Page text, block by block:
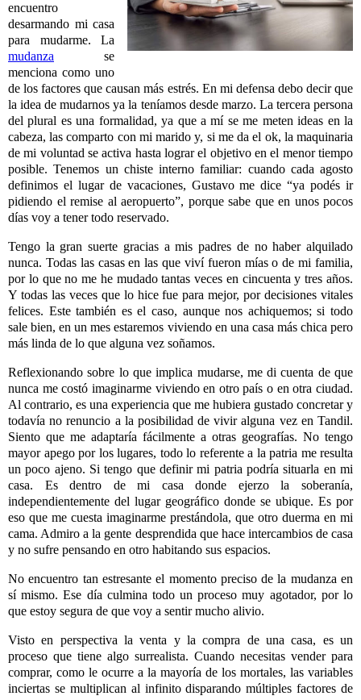
encuentro
desarmando mi casa
para mudarme. La
mudanza se
menciona como uno
de los factores que causan más estrés. En mi defensa debo decir que
la idea de mudarnos ya la teníamos desde marzo. La tercera persona
del plural es una formalidad, ya que a mí se me meten ideas en la
cabeza, las comparto con mi marido y, si me da el ok, la maquinaria
de mi voluntad se activa hasta lograr el objetivo en el menor tiempo
posible. Tenemos un chiste interno familiar: cuando cada agosto
definimos el lugar de vacaciones, Gustavo me dice “ya podés ir
pidiendo el remise al aeropuerto”, porque sabe que en unos pocos
días voy a tener todo reservado.
Tengo la gran suerte gracias a mis padres de no haber alquilado
nunca. Todas las casas en las que viví fueron mías o de mi familia,
por lo que no me he mudado tantas veces en cincuenta y tres años.
Y todas las veces que lo hice fue para mejor, por decisiones vitales
felices. Este también es el caso, aunque nos achiquemos; si todo
sale bien, en un mes estaremos viviendo en una casa más chica pero
más linda de lo que alguna vez soñamos.
Reflexionando sobre lo que implica mudarse, me di cuenta de que
nunca me costó imaginarme viviendo en otro país o en otra ciudad.
Al contrario, es una experiencia que me hubiera gustado concretar y
todavía no renuncio a la posibilidad de vivir alguna vez en Tandil.
Siento que me adaptaría fácilmente a otras geografías. No tengo
mayor apego por los lugares, todo lo referente a la patria me resulta
un poco ajeno. Si tengo que definir mi patria podría situarla en mi
casa. Es dentro de mi casa donde ejerzo la soberanía,
independientemente del lugar geográfico donde se ubique. Es por
eso que me cuesta imaginarme prestándola, que otro duerma en mi
cama. Admiro a la gente desprendida que hace intercambios de casa
y no sufre pensando en otro habitando sus espacios.
No encuentro tan estresante el momento preciso de la mudanza en
sí mismo. Ese día culmina todo un proceso muy agotador, por lo
que estoy segura de que voy a sentir mucho alivio.
Visto en perspectiva la venta y la compra de una casa, es un
proceso que tiene algo surrealista. Cuando necesitas vender para
comprar, como le ocurre a la mayoría de los mortales, las variables
inciertas se multiplican al infinito disparando múltiples factores de